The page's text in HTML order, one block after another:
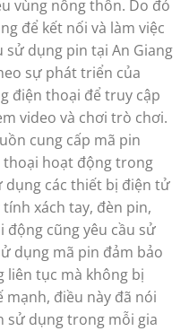
vùng nông thôn. Do đó
để kết nối và làm việc
dụng pin tại An Giang
sự phát triển của
điện thoại để truy cập
video và chơi trò chơi.
cung cấp mã pin
thoại hoạt động trong
dụng các thiết bị điện tử
xách tay, đèn pin,
động cũng yêu cầu sử
dụng mã pin đảm bảo
liên tục mà không bị
mạnh, điều này đã nói
sử dụng trong mỗi gia